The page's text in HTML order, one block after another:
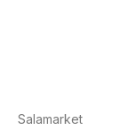
Salamarket